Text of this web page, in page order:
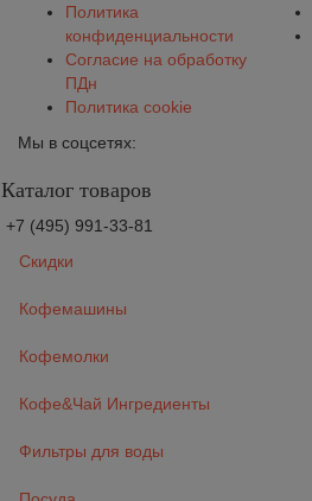
Политика
конфиденциальности
Согласие на обработку
ПДн
Политика cookie
Мы в соцсетях:
Каталог товаров
+7 (495) 991-33-81
Скидки
Кофемашины
Кофемолки
Кофе&Чай Ингредиенты
Фильтры для воды